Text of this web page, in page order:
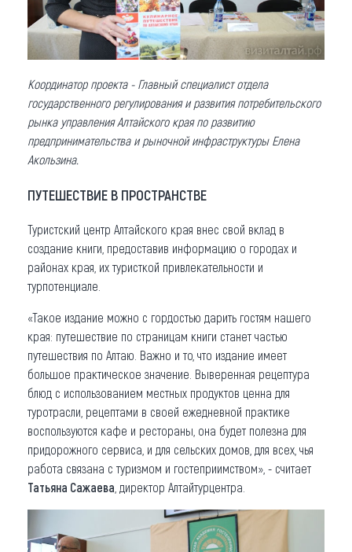
Координатор проекта - Главный специалист отдела
государственного регулирования и развития потребительского
рынка управления Алтайского края по развитию
предпринимательства и рыночной инфраструктуры Елена
Акользина.
ПУТЕШЕСТВИЕ В ПРОСТРАНСТВЕ
Туристский центр Алтайского края внес свой вклад в
создание книги, предоставив информацию о городах и
районах края, их туристкой привлекательности и
турпотенциале.
«Такое издание можно с гордостью дарить гостям нашего
края: путешествие по страницам книги станет частью
путешествия по Алтаю. Важно и то, что издание имеет
большое практическое значение. Выверенная рецептура
блюд с использованием местных продуктов ценна для
туротрасли, рецептами в своей ежедневной практике
воспользуются кафе и рестораны, она будет полезна для
придорожного сервиса, и для сельских домов, для всех, чья
работа связана с туризмом и гостеприимством», - считает
Татьяна Сажаева , директор Алтайтурцентра.